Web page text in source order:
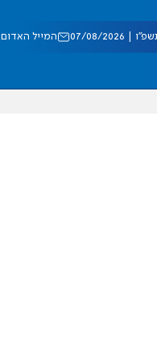
08/2026 המייל האדום